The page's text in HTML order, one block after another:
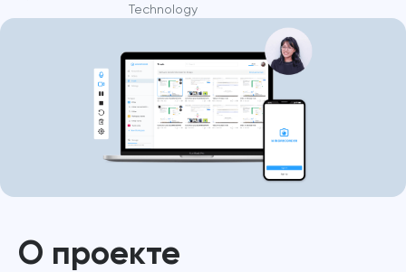
Technology
О проекте